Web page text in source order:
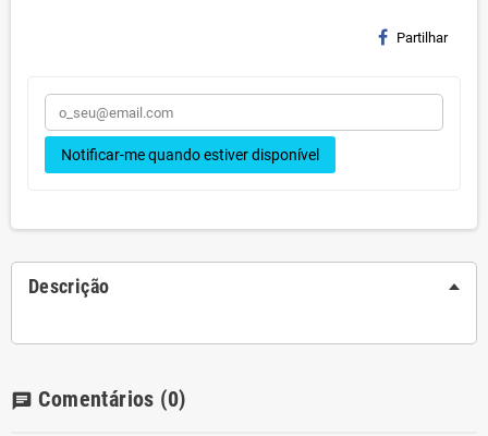
Partilhar
Notificar-me quando estiver disponível
Descrição
chat Comentários (0)